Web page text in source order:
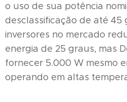
o uso de sua potência
desclassificação de até 45
inversores no mercado
energia de 25 graus, mas
fornecer 5.000 W mesmo
operando em altas